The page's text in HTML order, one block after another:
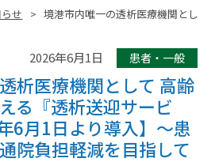
せ > 境港市内唯一の透析医療機関として
2026年6月1日 患者・一般
析医療機関として 高齢
る『透析送迎サービ
6月1日より導入】～患
院負担軽減を目指して